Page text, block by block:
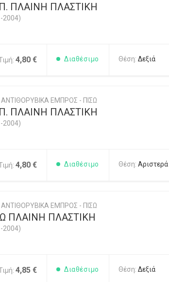
ΠΛΑΙΝΗ ΠΛΑΣΤΙΚΗ
2004)
4,80 € Διαθέσιμο Θέση: Δεξιά
ΕΜΠΡΟΣ - ΠΙΣΩ
ΠΛΑΙΝΗ ΠΛΑΣΤΙΚΗ
2004)
4,80 € Διαθέσιμο Θέση: Αριστερά
ΕΜΠΡΟΣ - ΠΙΣΩ
ΠΛΑΙΝΗ ΠΛΑΣΤΙΚΗ
2004)
4,85 € Διαθέσιμο Θέση: Δεξιά